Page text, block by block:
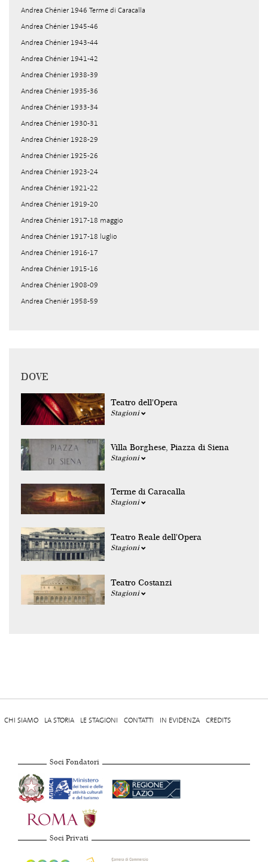
Andrea Chénier 1946 Terme di Caracalla
Andrea Chénier 1945-46
Andrea Chénier 1943-44
Andrea Chénier 1941-42
Andrea Chénier 1938-39
Andrea Chénier 1935-36
Andrea Chénier 1933-34
Andrea Chénier 1930-31
Andrea Chénier 1928-29
Andrea Chénier 1925-26
Andrea Chénier 1923-24
Andrea Chénier 1921-22
Andrea Chénier 1919-20
Andrea Chénier 1917-18 maggio
Andrea Chénier 1917-18 luglio
Andrea Chénier 1916-17
Andrea Chénier 1915-16
Andrea Chénier 1908-09
Andrea Cheniér 1958-59
DOVE
Teatro dell'Opera
Stagioni
Villa Borghese, Piazza di Siena
Stagioni
Terme di Caracalla
Stagioni
Teatro Reale dell'Opera
Stagioni
Teatro Costanzi
Stagioni
CHI SIAMO LA STORIA LE STAGIONI CONTATTI IN EVIDENZA CREDITS
Soci Fondatori
Soci Privati